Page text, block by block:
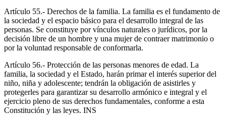
Artículo 55.- Derechos de la familia. La familia es el fundamento de
la sociedad y el espacio básico para el desarrollo integral de las
personas. Se constituye por vínculos naturales o jurídicos, por la
decisión libre de un hombre y una mujer de contraer matrimonio o
por la voluntad responsable de conformarla.
Artículo 56.- Protección de las personas menores de edad. La
familia, la sociedad y el Estado, harán primar el interés superior del
niño, niña y adolescente; tendrán la obligación de asistirles y
protegerles para garantizar su desarrollo armónico e integral y el
ejercicio pleno de sus derechos fundamentales, conforme a esta
Constitución y las leyes. INS